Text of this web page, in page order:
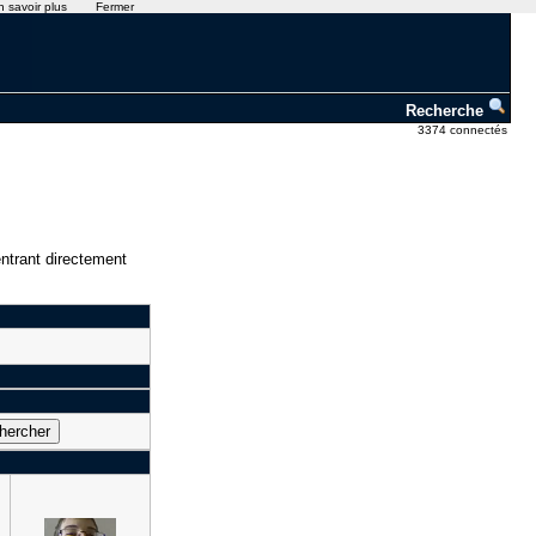
Recherche
3374 connectés
directement
savoir plus Fermer